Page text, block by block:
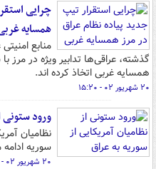
چرایی
همسایه
منابع
گذشته، عراقی‌ها تدابیر ویژه در
همسایه غربی اتخاذ کرده اند.
۲۰ شهریور ۰۲ - ۱۵:۲۰
ورود ستونی
نظامیان
سوریه
۲۰ شهریور ۰۲ - ۱۵:۰۳